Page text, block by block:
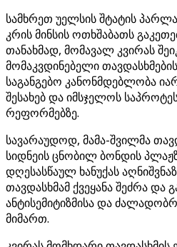
სამხრეთ უელსის შტატის
კრის მინსის ოთხშაბათს
თანახმად, მომავალ კვირას
მომაკვდინებელი
საგანგებო კანონმდებლობა
შესახებ და იმსჯელოს
რეფორმებზე.
სავარაუდოდ, მამა-შვილმა
სიდნეის ცნობილ ბონდის
დღესასწაულ ხანუქას
თავდასხმამ ქვეყანა შეძრა და
ანტისემიტიზმისა და
მიმართ.